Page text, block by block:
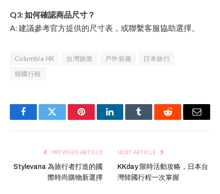
Q3: 如何確認商品尺寸？
A: 建議參考官方提供的尺寸表，或聯繫客服協助選擇。
Columbia HK 台灣旅遊 戶外裝備
日本旅行
韓國行程
FacebookTwitter PinterestLinkedInTumblr Reddit Email
PREVIOUS ARTICLE
Stylevana 為旅行者打造的國
際時尚購物新選擇
NEXT ARTICLE
KKday 限時活動攻略，日本台
灣韓國行程一次掌握